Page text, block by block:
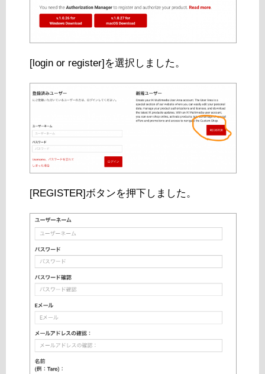
[login or register]を選択しました。
[REGISTER]ボタンを押下しました。